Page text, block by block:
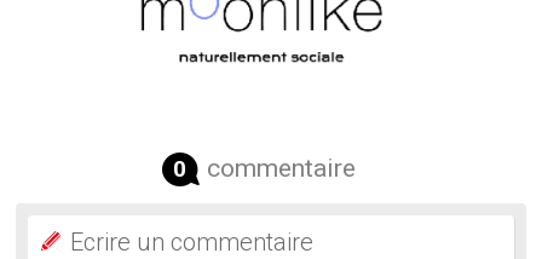
0 commentaire
Ecrire un commentaire